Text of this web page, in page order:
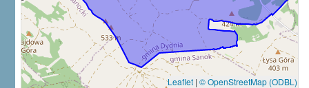
Leaflet | © OpenStreetMap (ODBL)